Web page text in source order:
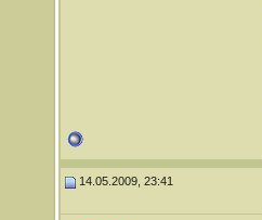
14.05.2009, 23:41